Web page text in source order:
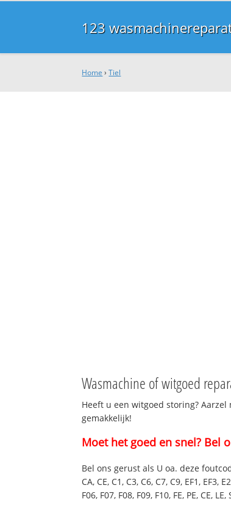
123
Home ›Tiel
Wasmachine of witgoed
Heeft u een witgoed storing?
gemakkelijk!
Moet het goed en snel? Bel
Bel ons gerust als U oa. deze
CA, CE, C1, C3, C6, C7, C9, EF1, EF3,
F06, F07, F08, F09, F10, FE, PE, CE,